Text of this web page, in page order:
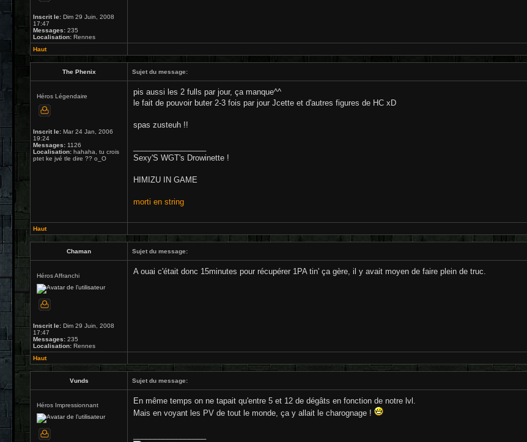
Inscrit le: Dim 29 Juin, 2008
17:47
Messages: 235
Localisation: Rennes
Haut
The Phenix Sujet du message:
Héros Légendaire
Inscrit le: Mar 24 Jan, 2006
19:24
Messages: 1126
Localisation: hahaha, tu crois
ptet ke jvé tle dire ?? o_O
pis aussi les 2 fulls par jour, ça manque^^
le fait de pouvoir buter 2-3 fois par jour Jcette et d'autres figures de HC xD
spas zusteuh !!
Sexy'S WGT's Drowinette !
HIMIZU IN GAME
morti en string
Haut
Chaman Sujet du message:
Héros Affranchi
Inscrit le: Dim 29 Juin, 2008
17:47
Messages: 235
Localisation: Rennes
A ouai c'était donc 15minutes pour récupérer 1PA tin' ça gère, il y avait moyen de faire plein de truc.
Haut
Vunds Sujet du message:
Héros Impressionnant
En même temps on ne tapait qu'entre 5 et 12 de dégâts en fonction de notre lvl.
Mais en voyant les PV de tout le monde, ça y allait le charognage !